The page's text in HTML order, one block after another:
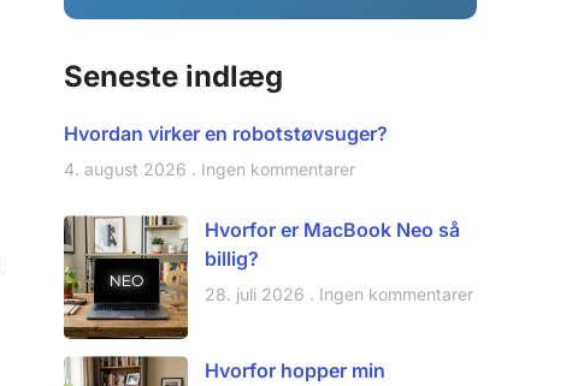
Seneste indlæg
Hvordan virker en robotstøvsuger?
4. august 2026 Ingen kommentarer
Hvorfor er MacBook Neo så
billig?
28. juli 2026 Ingen kommentarer
Hvorfor hopper min